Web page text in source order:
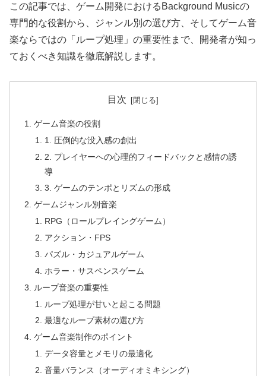
この記事では、ゲーム開発におけるBackground Musicの
専門的な役割から、ジャンル別の選び方、そしてゲーム音
楽ならではの「ループ処理」の重要性まで、開発者が知っ
ておくべき知識を徹底解説します。
目次
ゲーム音楽の役割
1. 圧倒的な没入感の創出
2. プレイヤーへの心理的フィードバックと感情の誘
導
3. ゲームのテンポとリズムの形成
ゲームジャンル別音楽
RPG（ロールプレイングゲーム）
アクション・FPS
パズル・カジュアルゲーム
ホラー・サスペンスゲーム
ループ音楽の重要性
ループ処理が甘いと起こる問題
最適なループ素材の選び方
ゲーム音楽制作のポイント
データ容量とメモリの最適化
音量バランス（オーディオミキシング）